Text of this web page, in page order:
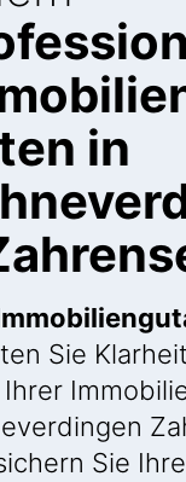
in
Sie
Sie Ihre